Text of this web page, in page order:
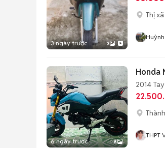
3 ngày trước 3
Thị
Huỳnh
6 ngày trước 8
Honda
2014
THPT